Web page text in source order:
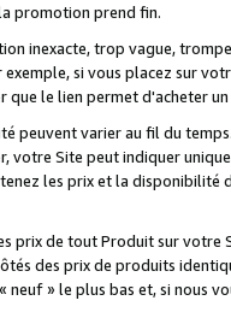
promotion prend fin.
inexacte, trop vague,
si vous placez sur
que le lien permet d'acheter
peuvent varier au fil du
votre Site peut indiquer
les prix et la disponibilité
prix de tout Produit sur
des prix de produits
neuf » le plus bas et, si nous